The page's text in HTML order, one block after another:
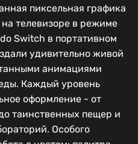
пиксельная графика
телевизоре в режиме
Switch в портативном
удивительно живой
анимациями
Каждый уровень
оформление - от
таинственных пещер и
Особого